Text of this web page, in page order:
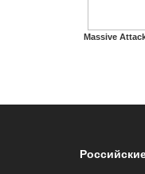
Massive